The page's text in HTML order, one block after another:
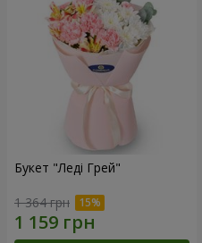
Букет "Леді Грей"
1 364 грн